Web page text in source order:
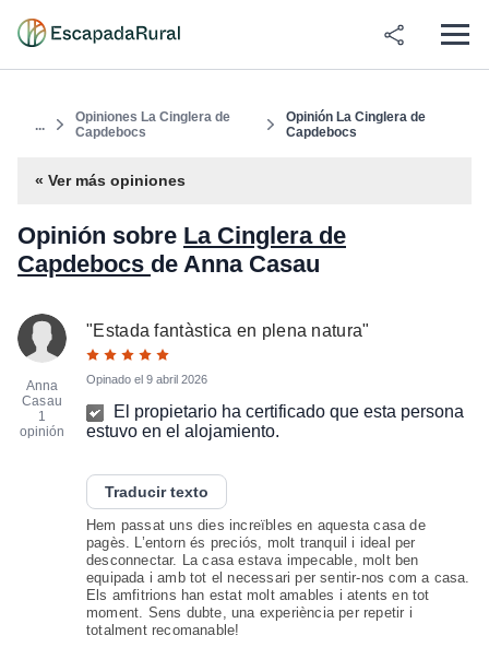
...
Opiniones La Cinglera de
Capdebocs
Opinión La Cinglera de
Capdebocs
« Ver más opiniones
Opinión sobre La Cinglera de
Capdebocs de Anna Casau
Anna
Casau
1
opinión
"Estada fantàstica en plena natura"
Opinado el 9 abril 2026
El propietario ha certificado que esta persona
estuvo en el alojamiento.
Traducir texto
Hem passat uns dies increïbles en aquesta casa de
pagès. L’entorn és preciós, molt tranquil i ideal per
desconnectar. La casa estava impecable, molt ben
equipada i amb tot el necessari per sentir-nos com a casa.
Els amfitrions han estat molt amables i atents en tot
moment. Sens dubte, una experiència per repetir i
totalment recomanable!